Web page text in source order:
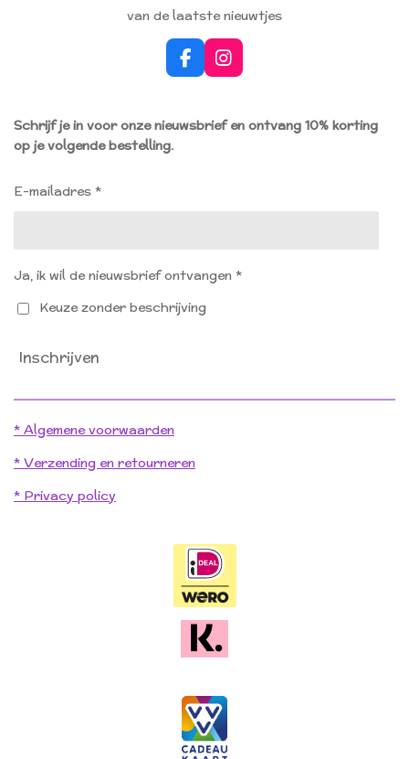
van de laatste nieuwtjes
F
a
b
I
n
t
a
Schrijf je in voor onze nieuwsbrief en ontvang 10% korting
op je volgende bestelling.
E-mailadres *
Ja, ik wil de nieuwsbrief ontvangen *
Keuze zonder beschrijving
Inschrijven
* Algemene voorwaarden
* Verzending en retourneren
* Privacy policy